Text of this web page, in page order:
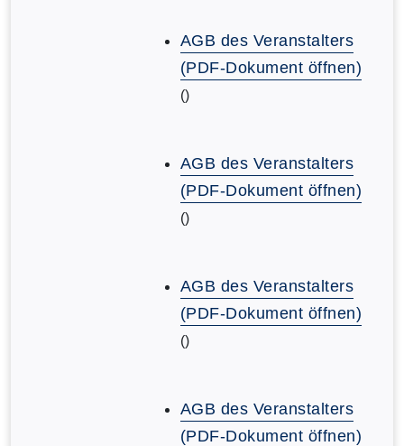
AGB des Veranstalters
(PDF-Dokument öffnen)
()
AGB des Veranstalters
(PDF-Dokument öffnen)
()
AGB des Veranstalters
(PDF-Dokument öffnen)
()
AGB des Veranstalters
(PDF-Dokument öffnen)